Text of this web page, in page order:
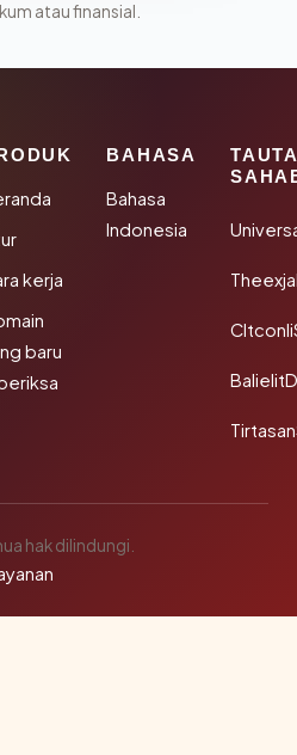
atau finansial.
kerja
baru
BAHASA
Bahasa
Indonesia
hak dilindungi.